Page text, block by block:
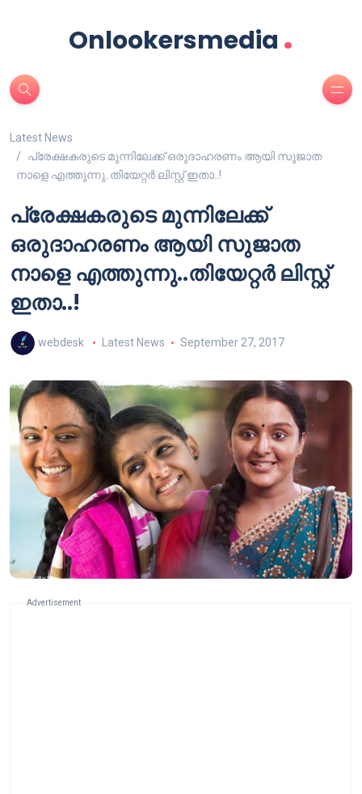
Onlookersmedia .
Latest News
പ്രേക്ഷകരുടെ മുന്നിലേക്ക്‌ ഒരുദാഹരണം ആയി സുജാത
നാളെ എത്തുന്നു..തിയേറ്റർ ലിസ്റ്റ് ഇതാ..!
പ്രേക്ഷകരുടെ മുന്നിലേക്ക്‌
ഒരുദാഹരണം ആയി സുജാത
നാളെ എത്തുന്നു..തിയേറ്റർ ലിസ്റ്റ്
ഇതാ..!
webdesk Latest News September 27, 2017
Advertisement